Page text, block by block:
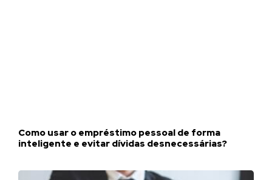
Como usar o empréstimo pessoal de forma
inteligente e evitar dívidas desnecessárias?